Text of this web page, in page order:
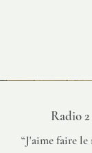
Radio
“J'aime faire le